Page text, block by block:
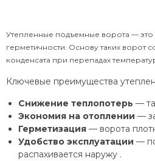
Утепленные подъемные ворота —
герметичности. Основу таких
конденсата при перепадах
Ключевые преимущества
Снижение теплопотерь —
Экономия на отоплении —
Герметизация — ворота
Удобство эксплуатации —
распахивается наружу .